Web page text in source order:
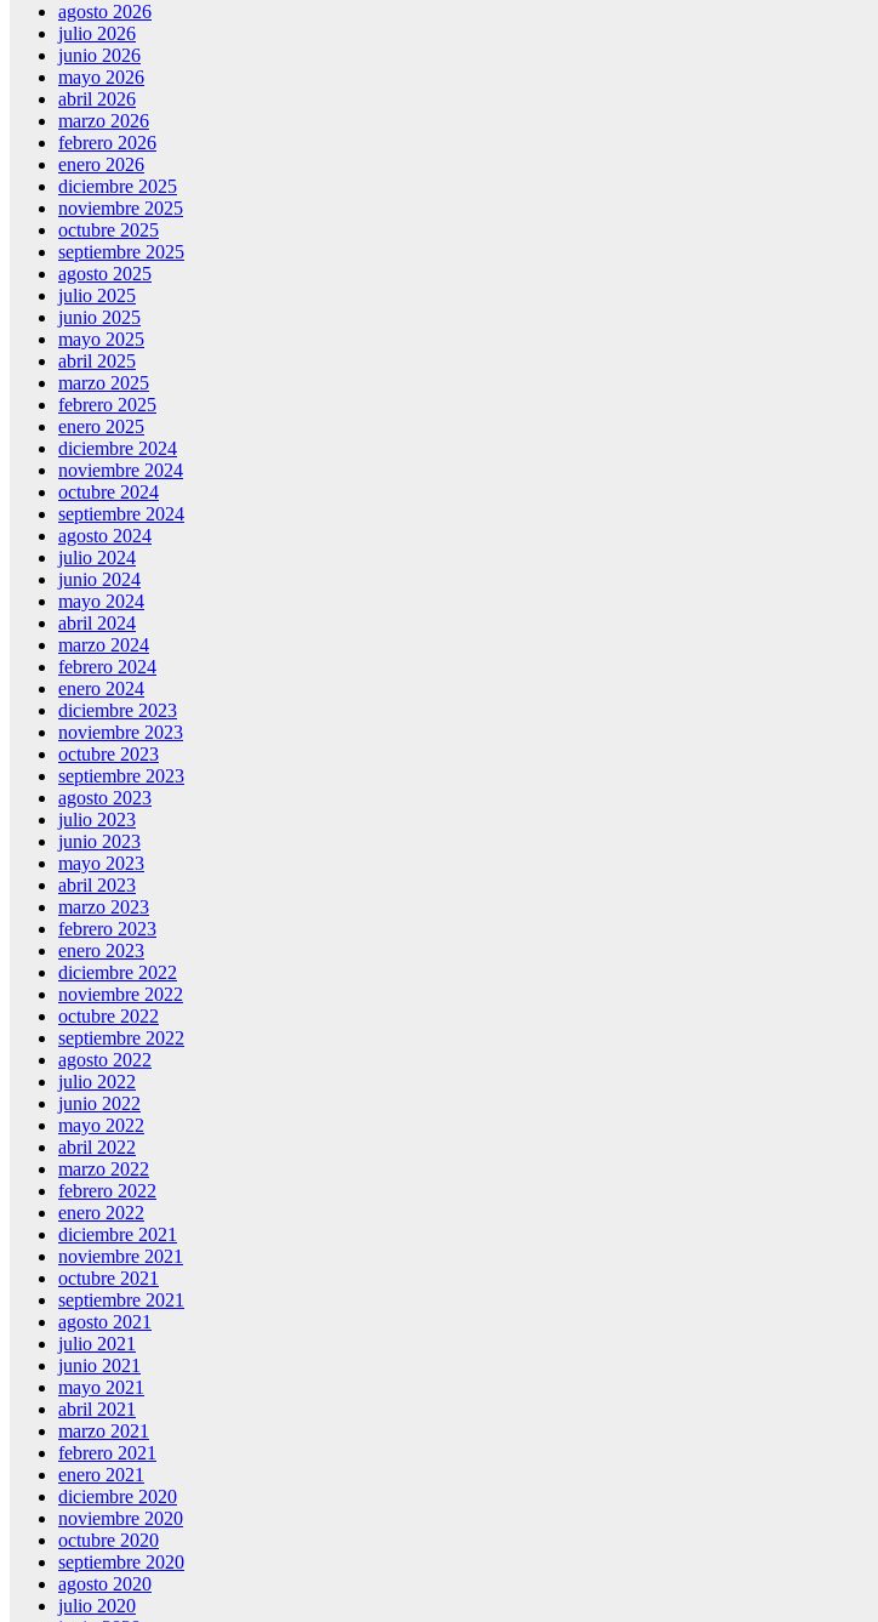
agosto 2026
julio 2026
junio 2026
mayo 2026
abril 2026
marzo 2026
febrero 2026
enero 2026
diciembre 2025
noviembre 2025
octubre 2025
septiembre 2025
agosto 2025
julio 2025
junio 2025
mayo 2025
abril 2025
marzo 2025
febrero 2025
enero 2025
diciembre 2024
noviembre 2024
octubre 2024
septiembre 2024
agosto 2024
julio 2024
junio 2024
mayo 2024
abril 2024
marzo 2024
febrero 2024
enero 2024
diciembre 2023
noviembre 2023
octubre 2023
septiembre 2023
agosto 2023
julio 2023
junio 2023
mayo 2023
abril 2023
marzo 2023
febrero 2023
enero 2023
diciembre 2022
noviembre 2022
octubre 2022
septiembre 2022
agosto 2022
julio 2022
junio 2022
mayo 2022
abril 2022
marzo 2022
febrero 2022
enero 2022
diciembre 2021
noviembre 2021
octubre 2021
septiembre 2021
agosto 2021
julio 2021
junio 2021
mayo 2021
abril 2021
marzo 2021
febrero 2021
enero 2021
diciembre 2020
noviembre 2020
octubre 2020
septiembre 2020
agosto 2020
julio 2020